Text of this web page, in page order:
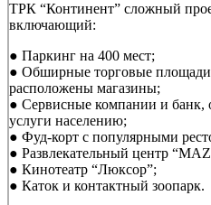
ТРК “Континент” сложный
включающий:
● Паркинг на 400 мест;
● Обширные торговые
расположены магазины;
● Сервисные компании и банк,
услуги населению;
● Фуд-корт с популярными
● Развлекательный центр
● Кинотеатр “Люксор”;
● Каток и контактный зоопарк.